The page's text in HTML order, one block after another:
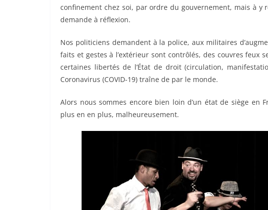
confinement chez soi, par ordre du gouvernement, mais à
demande à réflexion.
Nos politiciens demandent à la police, aux militaires
faits et gestes à l’extérieur sont contrôlés, des couvres feux
certaines libertés de l’État de droit (circulation,
Coronavirus (COVID-19) traîne de par le monde.
Alors nous sommes encore bien loin d’un état de siège en
plus en en plus, malheureusement.